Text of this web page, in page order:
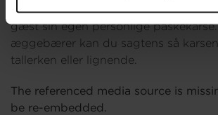
med masser af lys og vand. På den
gæst sin egen personlige
æggebærer kan du sagtens så
tallerken eller lignende.
The referenced media source is
be re-embedded.